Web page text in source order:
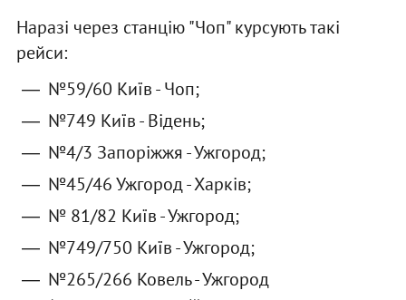
Наразі через станцію "Чоп" курсують такі
рейси:
№59/60 Київ - Чоп;
№749 Київ - Відень;
№4/3 Запоріжжя - Ужгород;
№45/46 Ужгород - Харків;
№ 81/82 Київ - Ужгород;
№749/750 Київ - Ужгород;
№265/266 Ковель - Ужгород